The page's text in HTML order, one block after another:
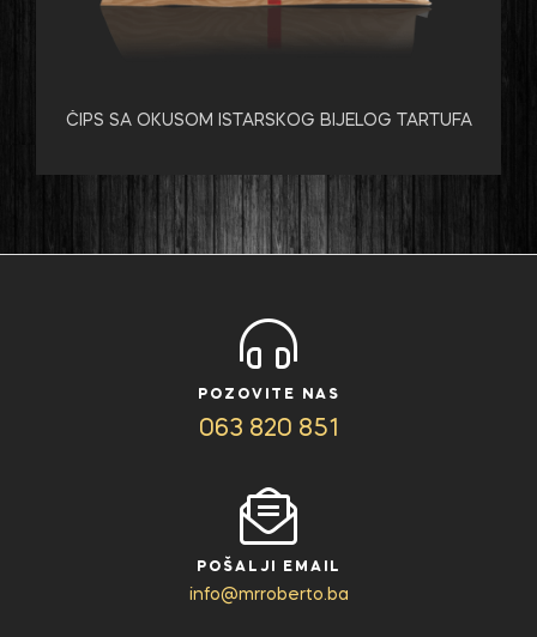
ČIPS SA OKUSOM ISTARSKOG BIJELOG TARTUFA
POZOVITE NAS
063 820 851
POŠALJI EMAIL
info@mrroberto.ba